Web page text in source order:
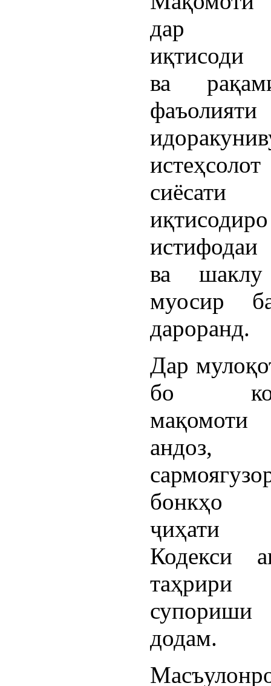
дар
иқтисоди
ва
фаъолияти
ва шаклу
муосир
дароранд.
Дар
бо
андоз,
бонкҳо
ҷиҳати
Кодекси
додам.